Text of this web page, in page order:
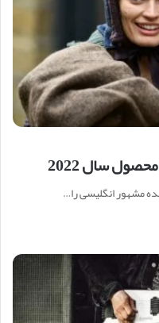
مشهور انگلیسی را…